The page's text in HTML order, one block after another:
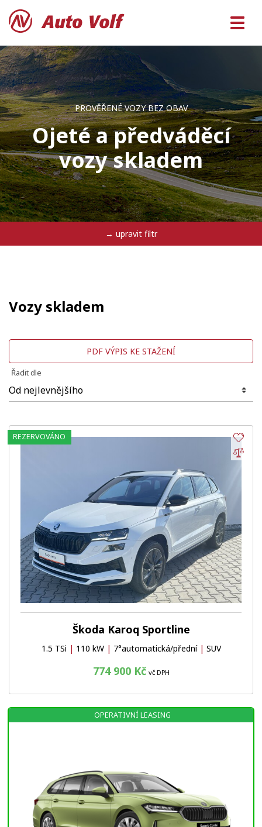
PROVĚŘENÉ VOZY BEZ OBAV
Ojeté a předváděcí
vozy skladem
→ upravit filtr
Vozy skladem
PDF VÝPIS KE STAŽENÍ
Řadit dle
Škoda Karoq Sportline
1.5 TSi | 110 kW | 7°automatická/přední | SUV
774 900 Kč vč DPH
REZERVOVÁNO
OPERATIVNÍ LEASING